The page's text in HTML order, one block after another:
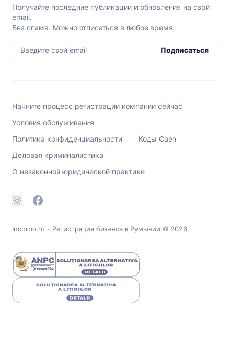
Получайте последние публикации и обновления на свой
email.
Без спама. Можно отписаться в любое время.
Введите свой email Подписаться
Начните процесс регистрации компании сейчас
Условия обслуживания
Политика конфиденциальности
Коды Caen
Деловая криминалистика
О незаконной юридической практике
Incorpo.ro - Регистрация бизнеса в Румынии © 2026